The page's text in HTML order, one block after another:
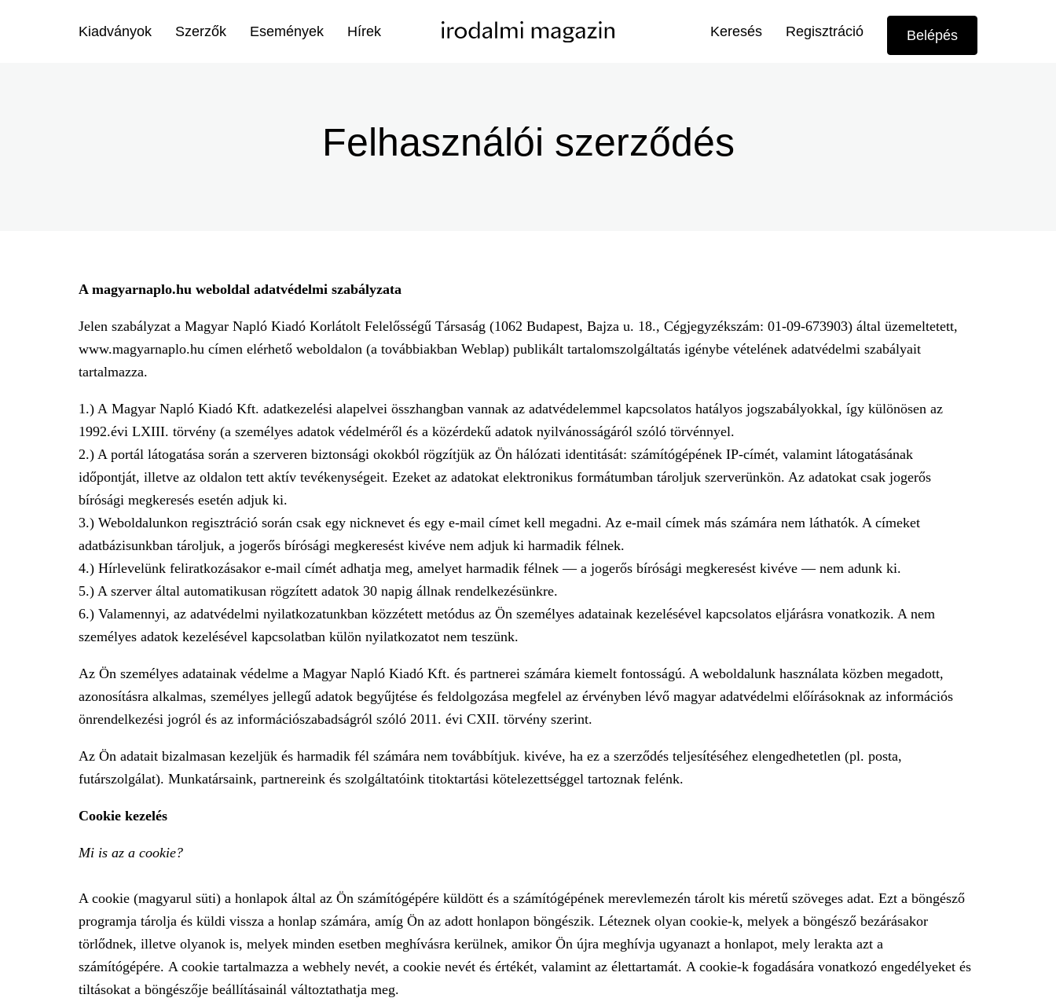
Menü
Kiadványok Szerzők Események Hírek Keresés
Felhasználói
Regisztráció Belépés
Felhasználói szerződés
A magyarnaplo.hu weboldal adatvédelmi szabályzata
Jelen szabályzat a Magyar Napló Kiadó Korlátolt Felelősségű Társaság (1062 Budapest, Bajza u. 18., Cégjegyzékszám: 01-09-673903) által üzemeltetett,
www.magyarnaplo.hu címen elérhető weboldalon (a továbbiakban Weblap) publikált tartalomszolgáltatás igénybe vételének adatvédelmi szabályait
tartalmazza.
1.) A Magyar Napló Kiadó Kft. adatkezelési alapelvei összhangban vannak az adatvédelemmel kapcsolatos hatályos jogszabályokkal, így különösen az
1992.évi LXIII. törvény (a személyes adatok védelméről és a közérdekű adatok nyilvánosságáról szóló törvénnyel.
2.) A portál látogatása során a szerveren biztonsági okokból rögzítjük az Ön hálózati identitását: számítógépének IP-címét, valamint látogatásának
időpontját, illetve az oldalon tett aktív tevékenységeit. Ezeket az adatokat elektronikus formátumban tároljuk szerverünkön. Az adatokat csak jogerős
bírósági megkeresés esetén adjuk ki.
3.) Weboldalunkon regisztráció során csak egy nicknevet és egy e-mail címet kell megadni. Az e-mail címek más számára nem láthatók. A címeket
adatbázisunkban tároljuk, a jogerős bírósági megkeresést kivéve nem adjuk ki harmadik félnek.
4.) Hírlevelünk feliratkozásakor e-mail címét adhatja meg, amelyet harmadik félnek — a jogerős bírósági megkeresést kivéve — nem adunk ki.
5.) A szerver által automatikusan rögzített adatok 30 napig állnak rendelkezésünkre.
6.) Valamennyi, az adatvédelmi nyilatkozatunkban közzétett metódus az Ön személyes adatainak kezelésével kapcsolatos eljárásra vonatkozik. A nem
személyes adatok kezelésével kapcsolatban külön nyilatkozatot nem teszünk.
Az Ön személyes adatainak védelme a Magyar Napló Kiadó Kft. és partnerei számára kiemelt fontosságú. A weboldalunk használata közben megadott,
azonosításra alkalmas, személyes jellegű adatok begyűjtése és feldolgozása megfelel az érvényben lévő magyar adatvédelmi előírásoknak az információs
önrendelkezési jogról és az információszabadságról szóló 2011. évi CXII. törvény szerint.
Az Ön adatait bizalmasan kezeljük és harmadik fél számára nem továbbítjuk. kivéve, ha ez a szerződés teljesítéséhez elengedhetetlen (pl. posta,
futárszolgálat). Munkatársaink, partnereink és szolgáltatóink titoktartási kötelezettséggel tartoznak felénk.
Cookie kezelés
Mi is az a cookie?
A cookie (magyarul süti) a honlapok által az Ön számítógépére küldött és a számítógépének merevlemezén tárolt kis méretű szöveges adat. Ezt a böngésző
programja tárolja és küldi vissza a honlap számára, amíg Ön az adott honlapon böngészik. Léteznek olyan cookie-k, melyek a böngésző bezárásakor
törlődnek, illetve olyanok is, melyek minden esetben meghívásra kerülnek, amikor Ön újra meghívja ugyanazt a honlapot, mely lerakta azt a
számítógépére. A cookie tartalmazza a webhely nevét, a cookie nevét és értékét, valamint az élettartamát. A cookie-k fogadására vonatkozó engedélyeket és
tiltásokat a böngészője beállításainál változtathatja meg.